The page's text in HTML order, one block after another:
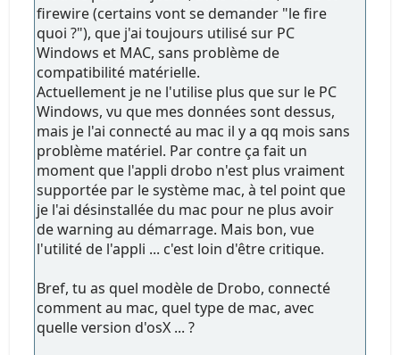
firewire (certains vont se demander "le fire
quoi ?"), que j'ai toujours utilisé sur PC
Windows et MAC, sans problème de
compatibilité matérielle.
Actuellement je ne l'utilise plus que sur le PC
Windows, vu que mes données sont dessus,
mais je l'ai connecté au mac il y a qq mois sans
problème matériel. Par contre ça fait un
moment que l'appli drobo n'est plus vraiment
supportée par le système mac, à tel point que
je l'ai désinstallée du mac pour ne plus avoir
de warning au démarrage. Mais bon, vue
l'utilité de l'appli ... c'est loin d'être critique.
Bref, tu as quel modèle de Drobo, connecté
comment au mac, quel type de mac, avec
quelle version d'osX ... ?